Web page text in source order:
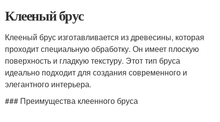
Клееный брус
Клееный брус изготавливается из древесины, которая
проходит специальную обработку. Он имеет плоскую
поверхность и гладкую текстуру. Этот тип бруса
идеально подходит для создания современного и
элегантного интерьера.
### Преимущества клеенного бруса